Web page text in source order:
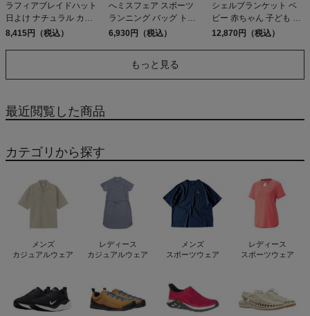
ラフィアブレイドハット
日よけ ナチュラル カジ
ュアル 帽子 コンパクト
8,415円（税込）
へミスフェア スポーツ
ランニング バッグ トレ
イルラン ロードラン シ
10L K ST
6,930円（税込）
シェルブランケット ベ
ビー 赤ちゃん 子ども こ
ども 防寒 抱っこひも ベ
Blanket K PO UB
12,870円（税込）
もっと見る
最近閲覧した商品
カテゴリから探す
メンズ
カジュアルウェア
レディース
カジュアルウェア
メンズ
スポーツウェア
レディース
スポーツウェア